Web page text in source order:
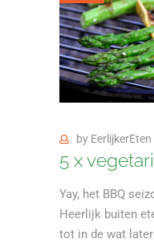
by EerlijkerEten
5 x
Yay, het BBQ
Heerlijk buiten
tot in de wat